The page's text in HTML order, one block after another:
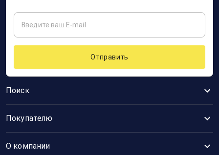
Поиск
Покупателю
О компании
Отправить